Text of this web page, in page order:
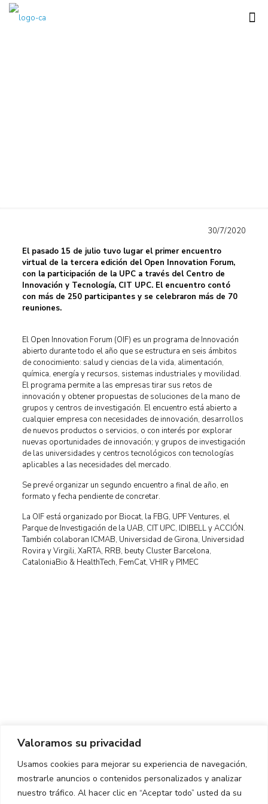
Valoramos su privacidad
Usamos cookies para mejorar su experiencia de navegación,
mostrarle anuncios o contenidos personalizados y analizar
nuestro tráfico. Al hacer clic en “Aceptar todo” usted da su
30/7/2020
El pasado 15 de julio tuvo lugar el primer encuentro
virtual de la tercera edición del Open Innovation Forum,
con la participación de la UPC a través del Centro de
Innovación y Tecnología, CIT UPC. El encuentro contó
con más de 250 participantes y se celebraron más de 70
reuniones.
El Open Innovation Forum (OIF) es un programa de Innovación
abierto durante todo el año que se estructura en seis ámbitos
de conocimiento: salud y ciencias de la vida, alimentación,
química, energía y recursos, sistemas industriales y movilidad.
El programa permite a las empresas tirar sus retos de
innovación y obtener propuestas de soluciones de la mano de
grupos y centros de investigación. El encuentro está abierto a
cualquier empresa con necesidades de innovación, desarrollos
de nuevos productos o servicios, o con interés por explorar
nuevas oportunidades de innovación; y grupos de investigación
de las universidades y centros tecnológicos con tecnologías
aplicables a las necesidades del mercado.
Se prevé organizar un segundo encuentro a final de año, en
formato y fecha pendiente de concretar.
La OIF está organizado por Biocat, la FBG, UPF Ventures, el
Parque de Investigación de la UAB, CIT UPC, IDIBELL y ACCIÓN.
También colaboran ICMAB, Universidad de Girona, Universidad
Rovira y Virgili, XaRTA, RRB, beuty Cluster Barcelona, ​​
CataloniaBio & HealthTech, FemCat, VHIR y PIMEC
CONTACTO
Ed. K2M (Planta 1, Oficina 106)
C/ Jordi Girona 1-3
08034 Barcelona (España)